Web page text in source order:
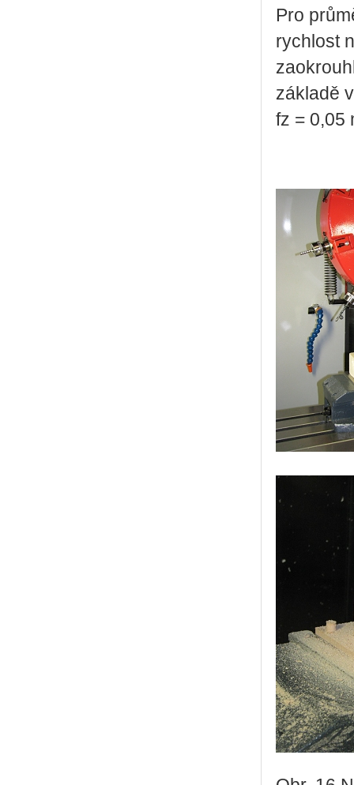
Pro
rychlost
základě
fz = 0,05